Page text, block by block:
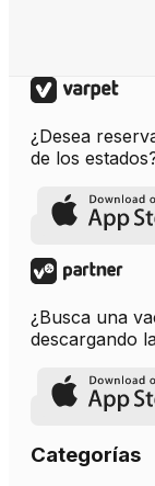
¿Desea
de los
¿Busca una
descargando
Categorías